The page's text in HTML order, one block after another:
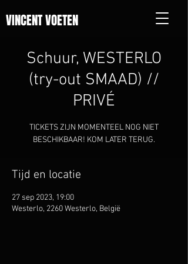
VINCENT VOETEN
Schuur, WESTERLO
(try-out SMAAD) //
PRIVÉ
TICKETS ZIJN MOMENTEEL NOG NIET
BESCHIKBAAR! KOM LATER TERUG.
Tijd en locatie
27 sep 2023, 19:00
Westerlo, 2260 Westerlo, België